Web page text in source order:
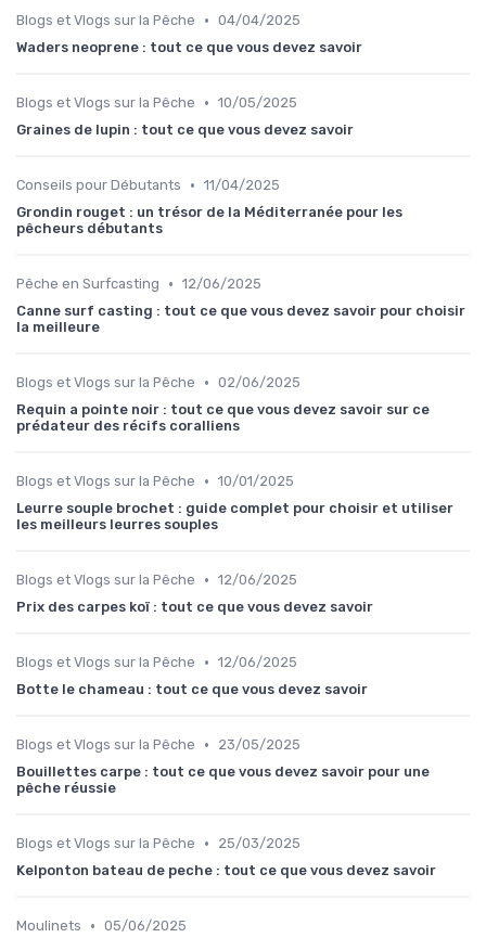
Blogs et Vlogs sur la Pêche • 04/04/2025
Waders neoprene : tout ce que vous devez savoir
Blogs et Vlogs sur la Pêche • 10/05/2025
Graines de lupin : tout ce que vous devez savoir
Conseils pour Débutants • 11/04/2025
Grondin rouget : un trésor de la Méditerranée pour les
pêcheurs débutants
Pêche en Surfcasting • 12/06/2025
Canne surf casting : tout ce que vous devez savoir pour choisir
la meilleure
Blogs et Vlogs sur la Pêche • 02/06/2025
Requin a pointe noir : tout ce que vous devez savoir sur ce
prédateur des récifs coralliens
Blogs et Vlogs sur la Pêche • 10/01/2025
Leurre souple brochet : guide complet pour choisir et utiliser
les meilleurs leurres souples
Blogs et Vlogs sur la Pêche • 12/06/2025
Prix des carpes koï : tout ce que vous devez savoir
Blogs et Vlogs sur la Pêche • 12/06/2025
Botte le chameau : tout ce que vous devez savoir
Blogs et Vlogs sur la Pêche •
23/05/2025
Bouillettes carpe : tout ce que vous devez savoir pour une
pêche réussie
Blogs et Vlogs sur la Pêche •
25/03/2025
Kelponton bateau de peche : tout ce que vous devez savoir
Moulinets • 05/06/2025